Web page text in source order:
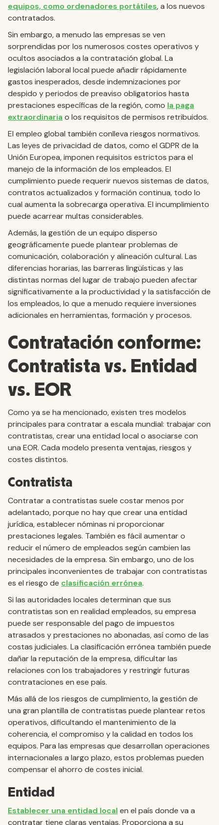
equipos, como ordenadores portátiles, a los nuevos
contratados.
Sin embargo, a menudo las empresas se ven
sorprendidas por los numerosos costes operativos y
ocultos asociados a la contratación global. La
legislación laboral local puede añadir rápidamente
gastos inesperados, desde indemnizaciones por
despido y periodos de preaviso obligatorios hasta
prestaciones específicas de la región, como la paga
extraordinaria o los requisitos de permisos retribuidos.
El empleo global también conlleva riesgos normativos.
Las leyes de privacidad de datos, como el GDPR de la
Unión Europea, imponen requisitos estrictos para el
manejo de la información de los empleados. El
cumplimiento puede requerir nuevos sistemas de datos,
contratos actualizados y formación continua, todo lo
cual aumenta la sobrecarga operativa. El incumplimiento
puede acarrear multas considerables.
Además, la gestión de un equipo disperso
geográficamente puede plantear problemas de
comunicación, colaboración y alineación cultural. Las
diferencias horarias, las barreras lingüísticas y las
distintas normas del lugar de trabajo pueden afectar
significativamente a la productividad y la satisfacción de
los empleados, lo que a menudo requiere inversiones
adicionales en herramientas, formación y procesos.
Contratación conforme:
Contratista vs. Entidad
vs. EOR
Como ya se ha mencionado, existen tres modelos
principales para contratar a escala mundial: trabajar con
contratistas, crear una entidad local o asociarse con
una EOR. Cada modelo presenta ventajas, riesgos y
costes distintos.
Contratista
Contratar a contratistas suele costar menos por
adelantado, porque no hay que crear una entidad
jurídica, establecer nóminas ni proporcionar
prestaciones legales. También es fácil aumentar o
reducir el número de empleados según cambien las
necesidades de la empresa. Sin embargo, uno de los
principales inconvenientes de trabajar con contratistas
es el riesgo de clasificación errónea.
Si las autoridades locales determinan que sus
contratistas son en realidad empleados, su empresa
puede ser responsable del pago de impuestos
atrasados y prestaciones no abonadas, así como de las
costas judiciales. La clasificación errónea también puede
dañar la reputación de la empresa, dificultar las
relaciones con los trabajadores y restringir futuras
contrataciones en ese país.
Más allá de los riesgos de cumplimiento, la gestión de
una gran plantilla de contratistas puede plantear retos
operativos, dificultando el mantenimiento de la
coherencia, el compromiso y la calidad en todos los
equipos. Para las empresas que desarrollan operaciones
internacionales a largo plazo, estos problemas pueden
compensar el ahorro de costes inicial.
Entidad
Establecer una entidad local en el país donde va a
contratar tiene claras ventajas. Proporciona a su